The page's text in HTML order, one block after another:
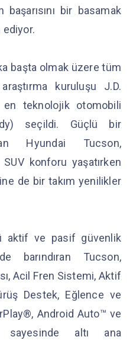
bir basamak
ediyor.
başta olmak üzere tüm
kuruluşu J.D.
en teknolojik otomobili
seçildi. Güçlü bir
Hyundai Tucson,
SUV konforu yaşatırken
de bir takım yenilikler
aktif ve pasif güvenlik
barındıran Tucson,
Acil Fren Sistemi, Aktif
Destek, Eğlence ve
Android Auto™ ve
sayesinde altı ana